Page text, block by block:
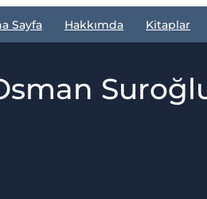
Sayfa Hakkımda Kitaplar